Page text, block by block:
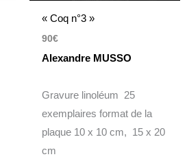
« Coq n°3 »
90€
Alexandre MUSSO
Gravure linoléum 25
exemplaires format de la
plaque 10 x 10 cm, 15 x 20
cm